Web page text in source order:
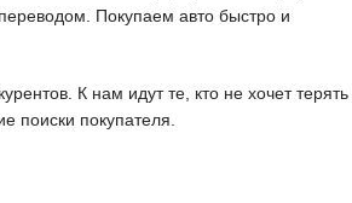
Покупаем авто быстро и
К нам идут те, кто не хочет терять
поиски покупателя.